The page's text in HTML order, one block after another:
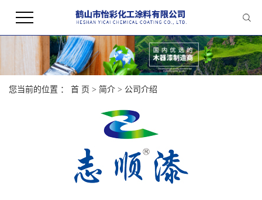
您当前的位置 ： 首 页 > 简介 > 公司介绍